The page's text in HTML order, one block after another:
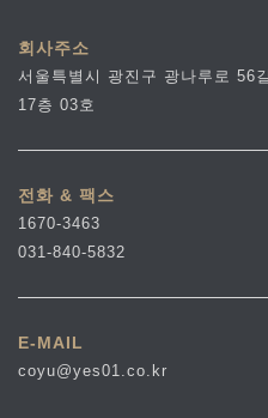
회사주소
서울특별시 광진구 광나루로 56
17층 03호
전화 & 팩스
1670-3463
031-840-5832
E-MAIL
coyu@yes01.co.kr